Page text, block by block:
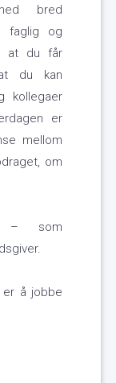
bred
faglig og
at du får
du kan
kollegaer
er
mellom
om
som
er å jobbe